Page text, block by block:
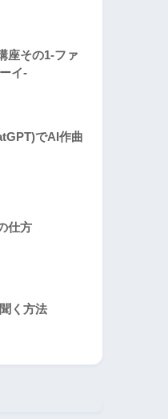
座その1-ファ
イ-
でAI作曲
仕方
く方法